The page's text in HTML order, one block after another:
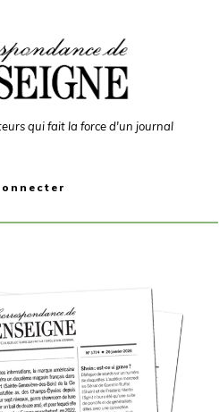
qui fait la force d'un journal